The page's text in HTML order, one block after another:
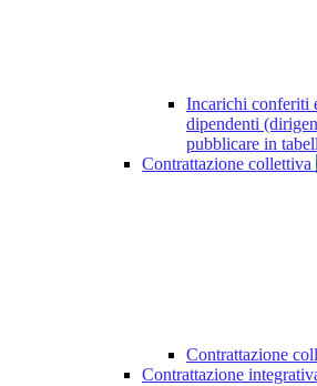
Incarichi conferiti
dipendenti
pubblicare in
Contrattazione collettiva
Contrattazione
Contrattazione